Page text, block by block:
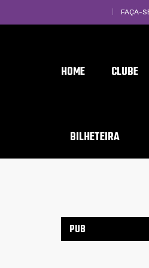
FAÇA-
HOME CLUBE
BILHETEIRA
PUB